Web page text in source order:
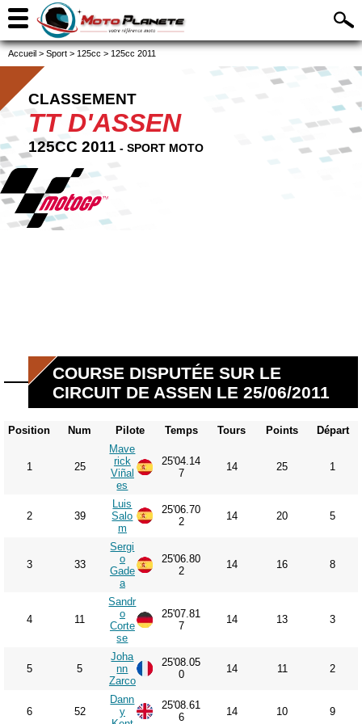
Accueil > Sport > 125cc > 125cc 2011
CLASSEMENT
TT D'ASSEN
125CC 2011 - SPORT MOTO
COURSE DISPUTÉE SUR LE
CIRCUIT DE ASSEN LE 25/06/2011
Position Num Pilote Temps Tours Points Départ
1 25
Mave
rick
Viñal
es
25'04.14
7
14 25 1
2 39
Luis
Salo
m
25'06.70
2
14 20 5
3 33
Sergi
o
Gade
a
25'06.80
2
14 16 8
4 11
Sandr
o
Corte
se
25'07.81
7
14 13 3
5 5
Joha
nn
Zarco
25'08.05
0
14 11 2
6 52
Dann
y
25'08.61
6
14 10 9